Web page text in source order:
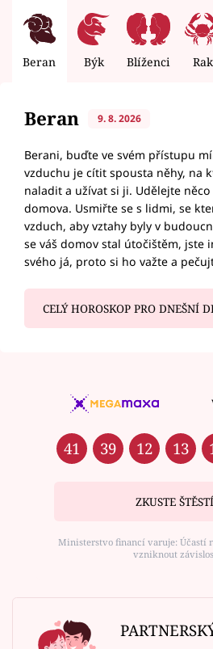
Beran Býk Blíženci Rak
Beran 9. 8. 2026
Berani, buďte ve svém přístupu
vzduchu je cítit spousta něhy, na
naladit a užívat si ji. Udělejte
domova. Usmiřte se s lidmi, se
vzduch, aby vztahy byly v
se váš domov stal útočištěm, jste
svého já, proto si ho važte a
CELÝ HOROSKOP PRO DNEŠNÍ
41 39 12 13
ZKUSTE ŠTĚSTÍ
Ministerstvo financí varuje: Účastí
vzniknout